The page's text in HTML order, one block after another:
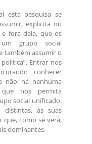
esta pesquisa se
explicita ou
fora dela, que os
grupo social
também assumir o
Entrar nos
conhecer
não há nenhuma
que nos permita
social unificado.
as suas
que, como se verá,
dominantes.